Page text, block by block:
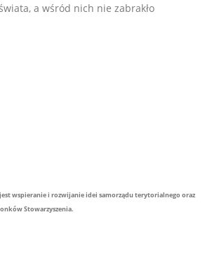
a wśród nich nie zabrakło
wspieranie i rozwijanie idei samorządu terytorialnego oraz
Stowarzyszenia.